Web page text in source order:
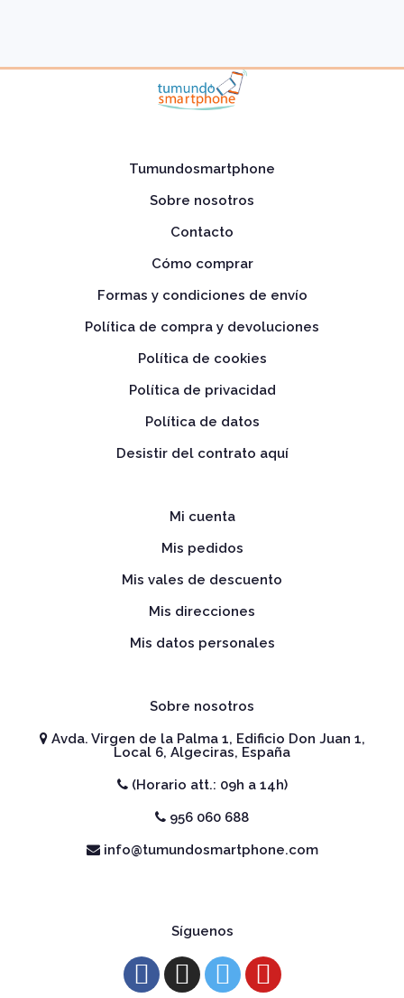
Tumundosmartphone
Sobre nosotros
Contacto
Cómo comprar
Formas y condiciones de envío
Política de compra y devoluciones
Política de cookies
Política de privacidad
Política de datos
Desistir del contrato aquí
Mi cuenta
Mis pedidos
Mis vales de descuento
Mis direcciones
Mis datos personales
Sobre nosotros
Avda. Virgen de la Palma 1, Edificio Don Juan 1,
Local 6, Algeciras, España
(Horario att.: 09h a 14h)
956 060 688
info@tumundosmartphone.com
Síguenos